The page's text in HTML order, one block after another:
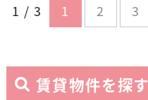
1 / 3 1 2 3
賃貸物件を探す